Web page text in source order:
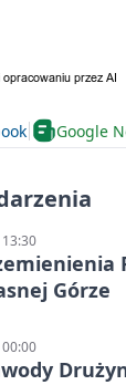
Google
Górze